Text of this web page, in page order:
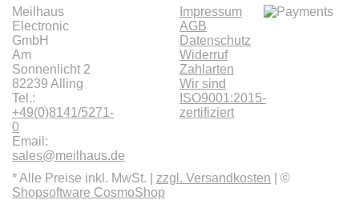
Meilhaus
Electronic
GmbH
Am
Sonnenlicht 2
82239 Alling
Tel.:
+49(0)8141/5271-
0
Email:
sales@meilhaus.de
Impressum
AGB
Datenschutz
Widerruf
Zahlarten
Wir sind
ISO9001:2015-
zertifiziert
* Alle Preise inkl. MwSt. | zzgl. Versandkosten | ©
Shopsoftware CosmoShop